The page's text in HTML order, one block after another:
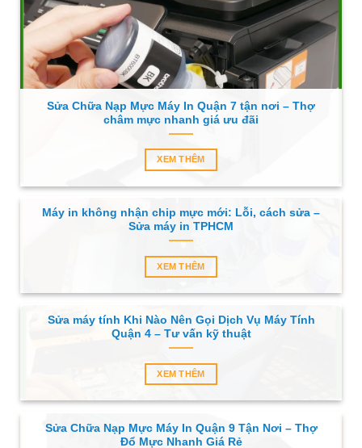
Sửa Chữa Nạp Mực Máy In Quận 7 tận nơi – Thợ
châm mực nhanh giá ưu đãi
XEM THÊM
Máy in không nhận chip mực mới: Lỗi, cách sửa –
Sửa máy in TPHCM
XEM THÊM
Sửa máy tính Khi Nào Nên Gọi Dịch Vụ Máy Tính
Quận 4 – Tư vấn kỹ thuật
XEM THÊM
Sửa Chữa Nạp Mực Máy In Quận 9 Tận Nơi – Thợ
Đổ Mực Nhanh Giá Rẻ